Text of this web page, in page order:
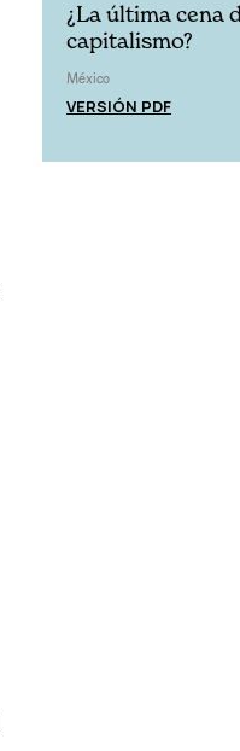
¿La última cena
capitalismo?
México
VERSIÓN PDF